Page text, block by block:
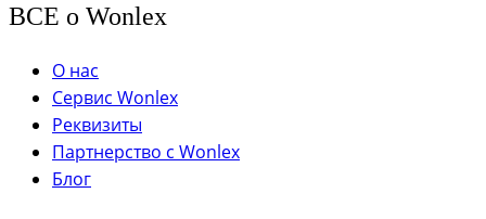
ВСЕ о Wonlex
О нас
Сервис Wonlex
Реквизиты
Партнерство с Wonlex
Блог